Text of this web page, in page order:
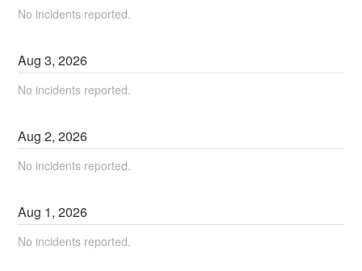
No incidents reported.
Aug3,2026
No incidents reported.
Aug2,2026
No incidents reported.
Aug 1,2026
No incidents reported.